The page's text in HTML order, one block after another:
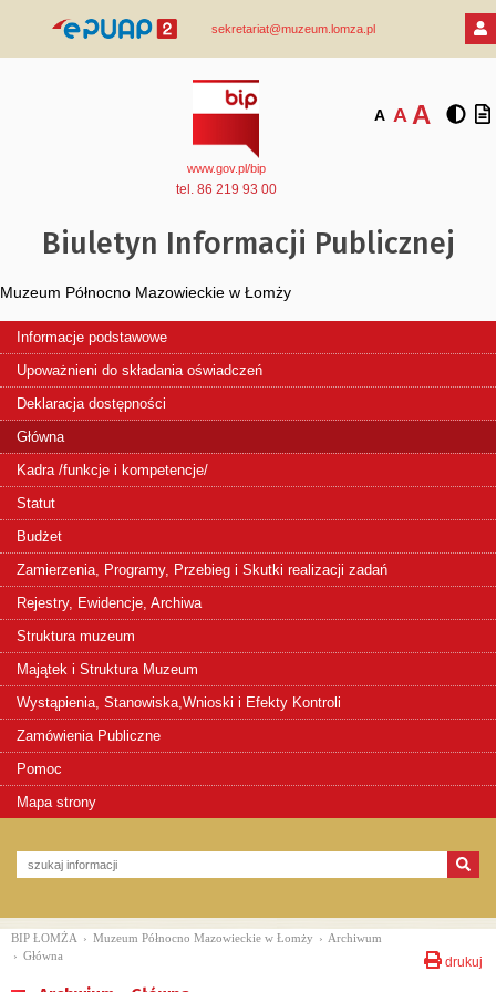
sekretariat@muzeum.lomza.pl
A A A
www.gov.pl/bip
tel. 86 219 93 00
Biuletyn Informacji Publicznej
Muzeum Północno Mazowieckie w Łomży
Informacje podstawowe
Upoważnieni do składania oświadczeń
Deklaracja dostępności
Główna
Kadra /funkcje i kompetencje/
Statut
Budżet
Zamierzenia, Programy, Przebieg i Skutki realizacji zadań
Rejestry, Ewidencje, Archiwa
Struktura muzeum
Majątek i Struktura Muzeum
Wystąpienia, Stanowiska,Wnioski i Efekty Kontroli
Zamówienia Publiczne
Pomoc
Mapa strony
drukuj
BIP ŁOMŻA › Muzeum Północno Mazowieckie w Łomży › Archiwum
› Główna